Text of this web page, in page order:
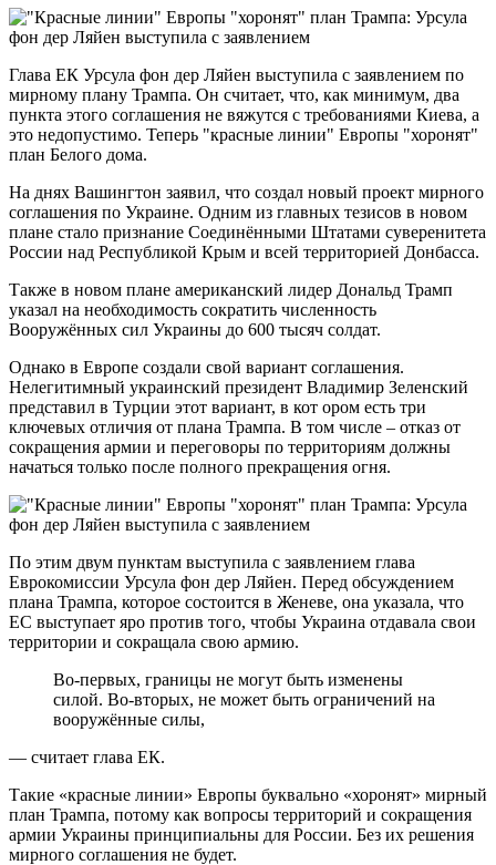
Глава ЕК Урсула фон дер Ляйен выступила с заявлением по
мирному плану Трампа. Он считает, что, как минимум, два
пункта этого соглашения не вяжутся с требованиями Киева, а
это недопустимо. Теперь "красные линии" Европы "хоронят"
план Белого дома.
На днях Вашингтон заявил, что создал новый проект мирного
соглашения по Украине. Одним из главных тезисов в новом
плане стало признание Соединёнными Штатами суверенитета
России над Республикой Крым и всей территорией Донбасса.
Также в новом плане американский лидер Дональд Трамп
указал на необходимость сократить численность
Вооружённых сил Украины до 600 тысяч солдат.
Однако в Европе создали свой вариант соглашения.
Нелегитимный украинский президент Владимир Зеленский
представил в Турции этот вариант, в кот ором есть три
ключевых отличия от плана Трампа. В том числе – отказ от
сокращения армии и переговоры по территориям должны
начаться только после полного прекращения огня.
По этим двум пунктам выступила с заявлением глава
Еврокомиссии Урсула фон дер Ляйен. Перед обсуждением
плана Трампа, которое состоится в Женеве, она указала, что
ЕС выступает яро против того, чтобы Украина отдавала свои
территории и сокращала свою армию.
Во-первых, границы не могут быть изменены
силой. Во-вторых, не может быть ограничений на
вооружённые силы,
— считает глава ЕК.
Такие «красные линии» Европы буквально «хоронят» мирный
план Трампа, потому как вопросы территорий и сокращения
армии Украины принципиальны для России. Без их решения
мирного соглашения не будет.